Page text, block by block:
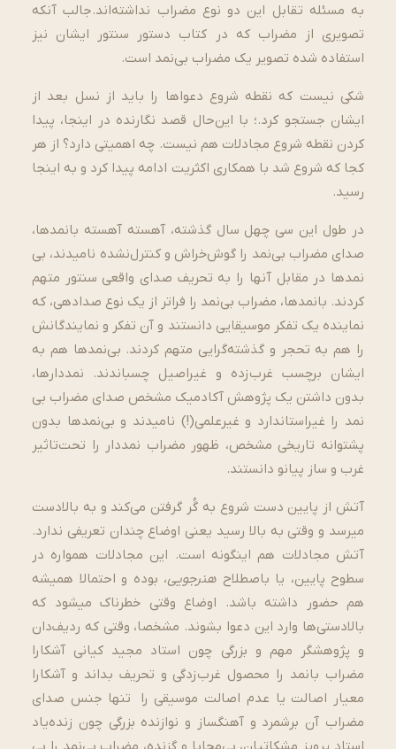
به مسئله تقابل این دو نوع مضراب نداشته‌­اند.جالب آن­که
تصویری از مضراب که در کتاب دستور سنتور ایشان نیز
استفاده شده تصویر یک مضراب ­بی‌­نمد است.
شکی نیست که نقطه شروع دعواها را باید از نسل بعد از
ایشان جستجو کرد.؛ با این‌حال قصد نگارنده در اینجا، پیدا
کردن نقطه شروع مجادلات هم نیست. چه اهمیتی دارد؟ از هر
کجا که شروع شد با همکاری اکثریت ادامه پیدا کرد و به اینجا
رسید.
در طول این سی چهل سال گذشته، آهسته آهسته بانمدها،
صدای مضراب بی‌­نمد را گوش‌خراش و کنترل­‌نشده نامیدند، بی­‌
نمدها در مقابل آن­ها را به تحریف صدای واقعی سنتور متهم
کردند. بانمدها، مضراب بی­‌نمد را فراتر از یک نوع صدادهی، که
نماینده یک تفکر موسیقایی دانستند و آن تفکر و نمایندگانش
را هم به تحجر و گذشته­‌گرایی متهم کردند. بی­‌نمدها هم به
ایشان برچسب غرب­‌زده و غیراصیل چسباندند. نمددارها،
بدون داشتن یک پژوهش آکادمیک مشخص صدای مضراب بی­‌
نمد را غیراستاندارد و غیرعلمی(!) نامیدند و بی­‌نمدها بدون
پشتوانه تاریخی مشخص، ظهور مضراب نمددار را تحت­‌تاثیر
غرب و ساز پیانو دانستند.
آتش از پایین دست شروع به گُر گرفتن می­‌کند و به بالادست
می­رسد و وقتی به بالا رسید یعنی اوضاع چندان تعریفی ندارد.
آتش مجادلات هم این­گونه است. این مجادلات همواره در
سطوح پایین، یا باصطلاح هنرجویی، بوده و احتمالا همیشه
هم حضور داشته باشد. اوضاع وقتی خطرناک می­شود که
بالادستی‌­ها وارد این دعوا بشوند. مشخصا، وقتی که ردیف­‌دان
و پژوهشگر مهم و بزرگی چون استاد مجید کیانی آشکارا
مضراب با­‌نمد را محصول غرب‌زدگی و تحریف بداند و آشکارا
معیار اصالت یا عدم اصالت موسیقی را تنها جنس صدای
مضراب آن برشمرد و آهنگساز و نوازنده بزرگی چون زنده‌­یاد